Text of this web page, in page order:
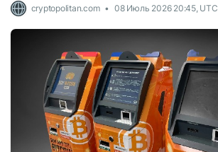
cryptopolitan.com 08 Июль 2026 20:45, UTC